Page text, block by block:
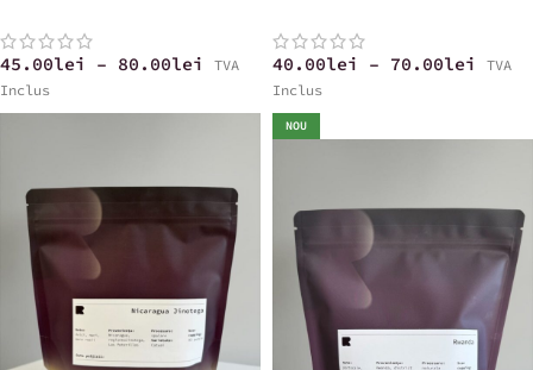
45.00lei – 80.00lei
TVA
Inclus
40.00lei – 70.00lei
TVA
Inclus
NOU